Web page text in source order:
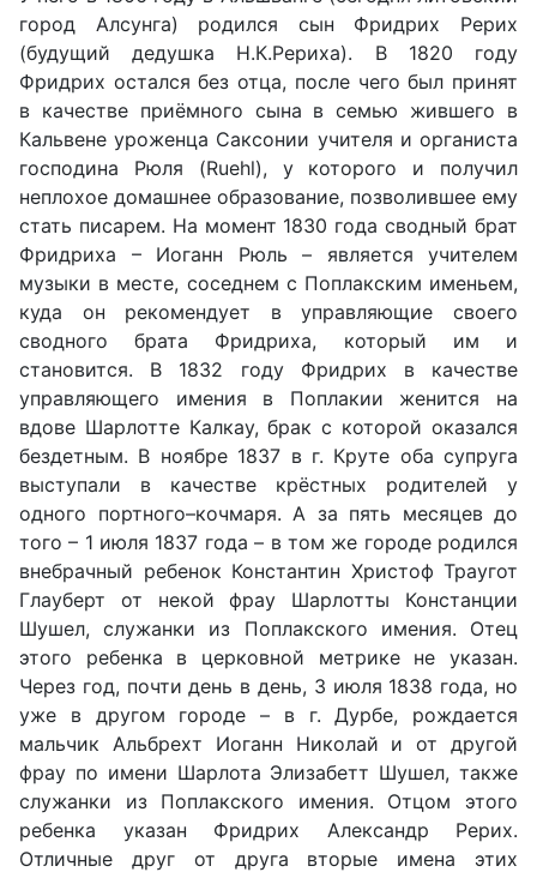
город Алсунга) родился сын Фридрих Рерих
(будущий дедушка Н.К.Рериха). В 1820 году
Фридрих остался без отца, после чего был принят
в качестве приёмного сына в семью жившего в
Кальвене уроженца Саксонии учителя и органиста
господина Рюля (Ruehl), у которого и получил
неплохое домашнее образование, позволившее ему
стать писарем. На момент 1830 года сводный брат
Фридриха – Иоганн Рюль – является учителем
музыки в месте, соседнем с Поплакским именьем,
куда он рекомендует в управляющие своего
сводного брата Фридриха, который им и
становится. В 1832 году Фридрих в качестве
управляющего имения в Поплакии женится на
вдове Шарлотте Калкау, брак с которой оказался
бездетным. В ноябре 1837 в г. Круте оба супруга
выступали в качестве крёстных родителей у
одного портного–кочмаря. А за пять месяцев до
того – 1 июля 1837 года – в том же городе родился
внебрачный ребенок Константин Христоф Траугот
Глауберт от некой фрау Шарлотты Констанции
Шушел, служанки из Поплакского имения. Отец
этого ребенка в церковной метрике не указан.
Через год, почти день в день, 3 июля 1838 года, но
уже в другом городе – в г. Дурбе, рождается
мальчик Альбрехт Иоганн Николай и от другой
фрау по имени Шарлота Элизабетт Шушел, также
служанки из Поплакского имения. Отцом этого
ребенка указан Фридрих Александр Рерих.
Отличные друг от друга вторые имена этих